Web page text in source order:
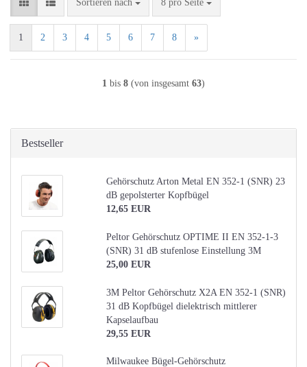
Sortieren nach 8 pro Seite
1 2 3 4 5 6 7 8 »
1 bis 8 (von insgesamt 63)
Bestseller
Gehörschutz Arton Metal EN 352-1 (SNR) 23
dB gepolsterter Kopfbügel
12,65 EUR
Peltor Gehörschutz OPTIME II EN 352-1-3
(SNR) 31 dB stufenlose Einstellung 3M
25,00 EUR
3M Peltor Gehörschutz X2A EN 352-1 (SNR)
31 dB Kopfbügel dielektrisch mittlerer
Kapselaufbau
29,55 EUR
Milwaukee Bügel-Gehörschutz